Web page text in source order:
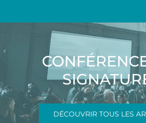
DÉCOUVRIR TOUS LES